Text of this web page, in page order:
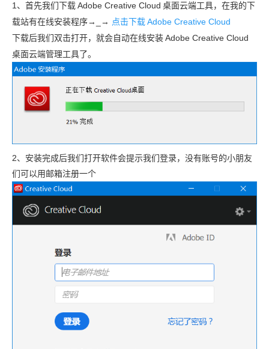
1、首先我们下载Adobe Creative Cloud 桌面云端工具，在我的下
载站有在线安装程序→_→ 点击下载Adobe Creative Cloud
下载后我们双击打开，就会自动在线安装Adobe Creative Cloud
桌面云端管理工具了。
2、安装完成后我们打开软件会提示我们登录，没有账号的小朋友
们可以用邮箱注册一个